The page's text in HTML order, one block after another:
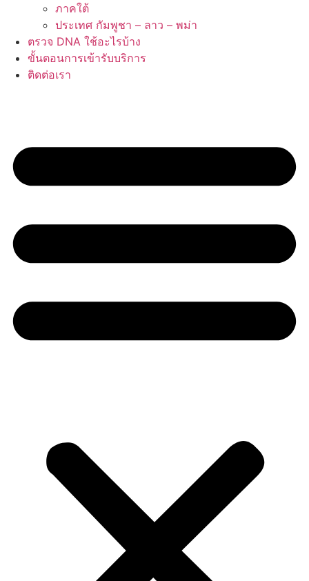
ภาคใต้
ประเทศ กัมพูชา – ลาว – พม่า
ตรวจ DNA ใช้อะไรบ้าง
ขั้นตอนการเข้ารับบริการ
ติดต่อเรา